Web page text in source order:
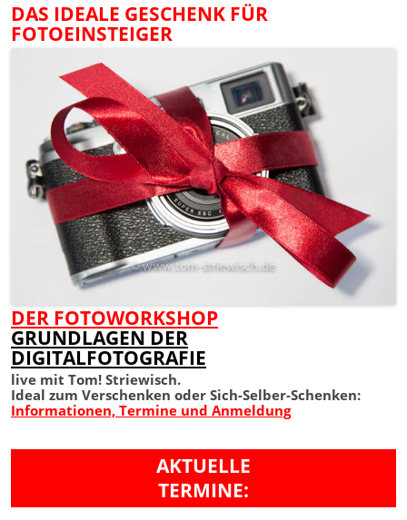
DAS IDEALE GESCHENK FÜR
FOTOEINSTEIGER
DER FOTOWORKSHOP
GRUNDLAGEN DER
DIGITALFOTOGRAFIE
live mit Tom! Striewisch.
Ideal zum Verschenken oder Sich-Selber-Schenken:
Informationen, Termine und Anmeldung
AKTUELLE
TERMINE: